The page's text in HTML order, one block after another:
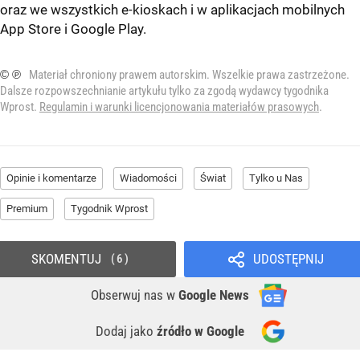
oraz we wszystkich e-kioskach i w aplikacjach mobilnych
App Store i Google Play.
© ℗
Materiał chroniony prawem autorskim. Wszelkie prawa zastrzeżone.
Dalsze rozpowszechnianie artykułu tylko za zgodą wydawcy tygodnika
Wprost. Regulamin i warunki licencjonowania materiałów prasowych.
Opinie i komentarze Wiadomości Świat Tylko u Nas
Premium Tygodnik Wprost
UDOSTĘPNIJ
Obserwuj nas w Google News
Dodaj jako źródło w Google
SKOMENTUJ 6